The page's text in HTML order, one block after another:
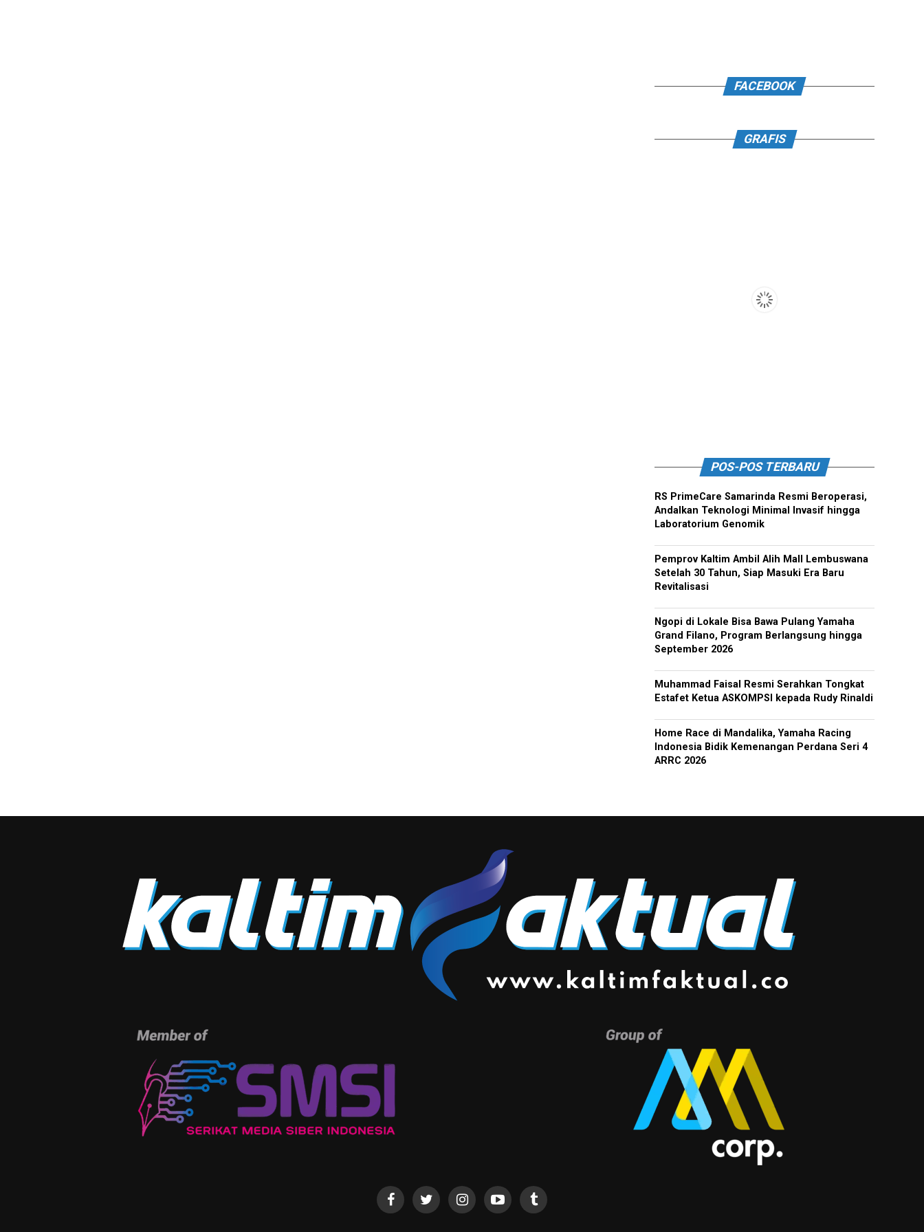
FACEBOOK
GRAFIS
POS-POS TERBARU
RS PrimeCare Samarinda Resmi Beroperasi,
Andalkan Teknologi Minimal Invasif hingga
Laboratorium Genomik
Pemprov Kaltim Ambil Alih Mall Lembuswana
Setelah 30 Tahun, Siap Masuki Era Baru
Revitalisasi
Ngopi di Lokale Bisa Bawa Pulang Yamaha
Grand Filano, Program Berlangsung hingga
September 2026
Muhammad Faisal Resmi Serahkan Tongkat
Estafet Ketua ASKOMPSI kepada Rudy Rinaldi
Home Race di Mandalika, Yamaha Racing
Indonesia Bidik Kemenangan Perdana Seri 4
ARRC 2026